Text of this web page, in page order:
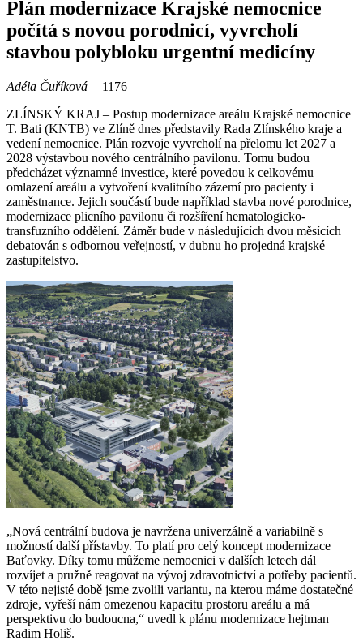
Plán modernizace Krajské nemocnice
počítá s novou porodnicí, vyvrcholí
stavbou polybloku urgentní medicíny
Adéla Čuříková
1176
ZLÍNSKÝ KRAJ – Postup modernizace areálu Krajské nemocnice
T. Bati (KNTB) ve Zlíně dnes představily Rada Zlínského kraje a
vedení nemocnice. Plán rozvoje vyvrcholí na přelomu let 2027 a
2028 výstavbou nového centrálního pavilonu. Tomu budou
předcházet významné investice, které povedou k celkovému
omlazení areálu a vytvoření kvalitního zázemí pro pacienty i
zaměstnance. Jejich součástí bude například stavba nové porodnice,
modernizace plicního pavilonu či rozšíření hematologicko-
transfuzního oddělení. Záměr bude v následujících dvou měsících
debatován s odbornou veřejností, v dubnu ho projedná krajské
zastupitelstvo.
„Nová centrální budova je navržena univerzálně a variabilně s
možností další přístavby. To platí pro celý koncept modernizace
Baťovky. Díky tomu můžeme nemocnici v dalších letech dál
rozvíjet a pružně reagovat na vývoj zdravotnictví a potřeby pacientů.
V této nejisté době jsme zvolili variantu, na kterou máme dostatečné
zdroje, vyřeší nám omezenou kapacitu prostoru areálu a má
perspektivu do budoucna,“ uvedl k plánu modernizace hejtman
Radim Holiš.